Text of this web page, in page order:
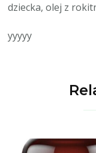
dziecka, olej z
yyyyy